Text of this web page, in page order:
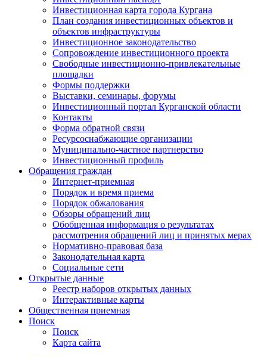
Инвестиционная карта города Кургана
План создания инвестиционных объектов и
объектов инфраструктуры
Инвестиционное законодательство
Сопровождение инвестиционного проекта
Свободные инвестиционно-привлекательные
площадки
Формы поддержки
Выставки, семинары, форумы
Инвестиционный портал Курганской области
Контакты
Форма обратной связи
Ресурсоснабжающие организации
Муниципально-частное партнерство
Инвестиционный профиль
Обращения граждан
Интернет-приемная
Порядок и время приема
Порядок обжалования
Обзоры обращений лиц
Обобщенная информация о результатах
рассмотрения обращений лиц и принятых мерах
Нормативно-правовая база
Законодательная карта
Социальные сети
Открытые данные
Реестр наборов открытых данных
Интерактивные карты
Общественная приемная
Поиск
Поиск
Карта сайта